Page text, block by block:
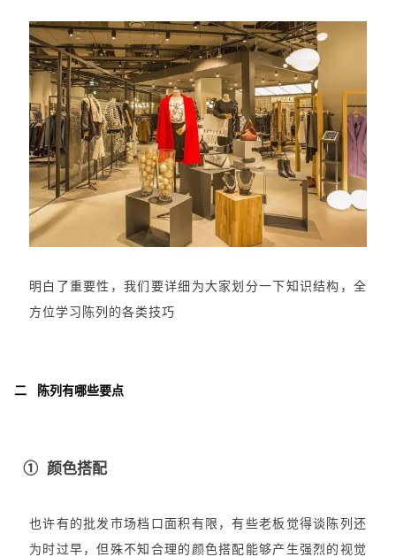
明白了重要性，我们要详细为大家划分一下知识结构，全
方位学习陈列的各类技巧
二 陈列有哪些要点
① 颜色搭配
也许有的批发市场档口面积有限，有些老板觉得谈陈列还
为时过早，但殊不知合理的颜色搭配能够产生强烈的视觉